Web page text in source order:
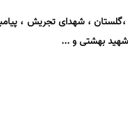
،گلستان ، شهدای تجریش ،
شهید بهشتی و ...